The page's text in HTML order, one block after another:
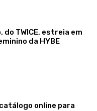
do TWICE, estreia em
da HYBE
online para